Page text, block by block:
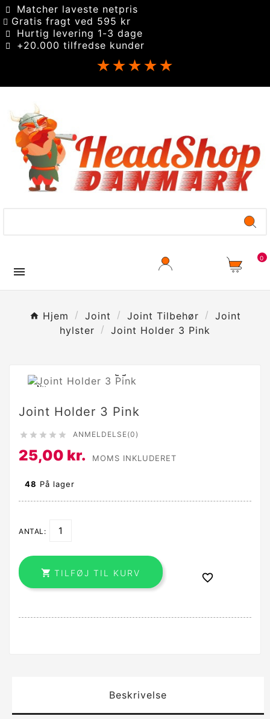
Matcher laveste netpris
Gratis fragt ved 595 kr
Hurtig levering 1-3 dage
+20.000 tilfredse kunder
★★★★★

0
Hjem Joint Joint Tilbehør
Joint
hylster
Joint Holder 3 Pink
Ny

Joint Holder 3 Pink
     ANMELDELSE(0)
25,00 kr. MOMS INKLUDERET
48 På lager
ANTAL:
 TILFØJ TIL KURV 
Beskrivelse